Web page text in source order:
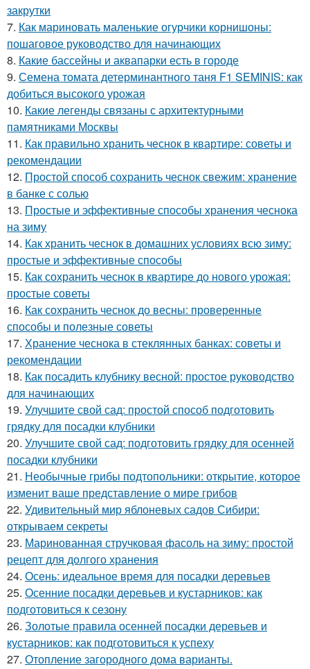
закрутки
7. Как мариновать маленькие огурчики корнишоны:
пошаговое руководство для начинающих
8. Какие бассейны и аквапарки есть в городе
9. Семена томата детерминантного таня F1 SEMINIS: как
добиться высокого урожая
10. Какие легенды связаны с архитектурными
памятниками Москвы
11. Как правильно хранить чеснок в квартире: советы и
рекомендации
12. Простой способ сохранить чеснок свежим: хранение
в банке с солью
13. Простые и эффективные способы хранения чеснока
на зиму
14. Как хранить чеснок в домашних условиях всю зиму:
простые и эффективные способы
15. Как сохранить чеснок в квартире до нового урожая:
простые советы
16. Как сохранить чеснок до весны: проверенные
способы и полезные советы
17. Хранение чеснока в стеклянных банках: советы и
рекомендации
18. Как посадить клубнику весной: простое руководство
для начинающих
19. Улучшите свой сад: простой способ подготовить
грядку для посадки клубники
20. Улучшите свой сад: подготовить грядку для осенней
посадки клубники
21. Необычные грибы подтопольники: открытие, которое
изменит ваше представление о мире грибов
22. Удивительный мир яблоневых садов Сибири:
открываем секреты
23. Маринованная стручковая фасоль на зиму: простой
рецепт для долгого хранения
24. Осень: идеальное время для посадки деревьев
25. Осенние посадки деревьев и кустарников: как
подготовиться к сезону
26. Золотые правила осенней посадки деревьев и
кустарников: как подготовиться к успеху
27. Отопление загородного дома варианты.